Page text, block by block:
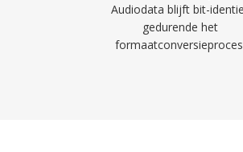
biedt W64 de
de frustrerende
Audiodata blijft bit-
gedurende het